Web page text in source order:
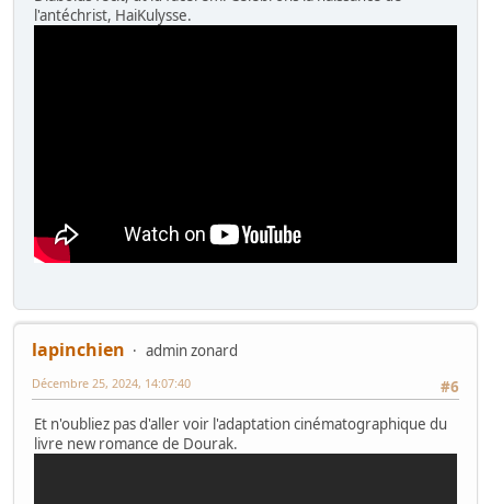
l'antéchrist, HaiKulysse.
lapinchien
admin zonard
#6
Décembre 25, 2024, 14:07:40
Et n'oubliez pas d'aller voir l'adaptation cinématographique du
livre new romance de Dourak.